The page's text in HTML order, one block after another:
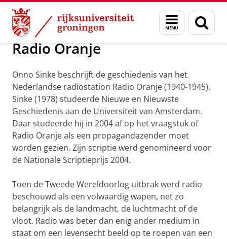
Skip
Content
Skip
Navigation
Menu
en
zoeken
Onderzoek Biografie Instituut
Radio Oranje
Onno Sinke beschrijft de geschiedenis van het
Nederlandse radiostation Radio Oranje (1940-1945).
Sinke (1978) studeerde Nieuwe en Nieuwste
Geschiedenis aan de Universiteit van Amsterdam.
Daar studeerde hij in 2004 af op het vraagstuk of
Radio Oranje als een propagandazender moet
worden gezien. Zijn scriptie werd genomineerd voor
de Nationale Scriptieprijs 2004.
Toen de Tweede Wereldoorlog uitbrak werd radio
beschouwd als een volwaardig wapen, net zo
belangrijk als de landmacht, de luchtmacht of de
vloot. Radio was beter dan enig ander medium in
staat om een levensecht beeld op te roepen van een